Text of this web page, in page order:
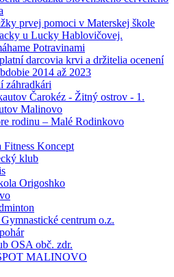
prvej pomoci v Materskej škole
u Lucky Hablovičovej.
Potravinami
darcovia krvi a držitelia ocenení
2014 až 2023
záhradkári
Čarokéz - Žitný ostrov - 1.
Malinovo
rodinu – Malé Rodinkovo
Fitness Koncept
klub
Origoshko
centrum o.z.
OSA obč. zdr.
MALINOVO